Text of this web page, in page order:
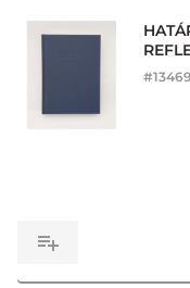
#